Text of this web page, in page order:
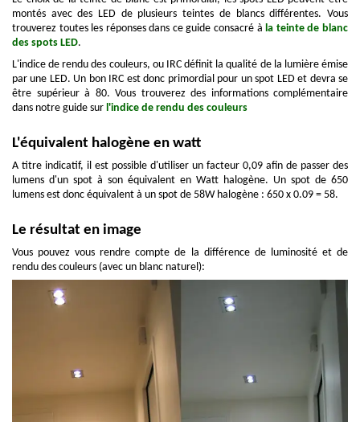
montés avec des LED de plusieurs teintes de blancs différentes. Vous
trouverez toutes les réponses dans ce guide consacré à la teinte de blanc
des spots LED.
L'indice de rendu des couleurs, ou IRC définit la qualité de la lumière émise
par une LED. Un bon IRC est donc primordial pour un spot LED et devra se
être supérieur à 80. Vous trouverez des informations complémentaire
dans notre guide sur l'indice de rendu des couleurs
L'équivalent halogène en watt
A titre indicatif, il est possible d'utiliser un facteur 0,09 afin de passer des
lumens d'un spot à son équivalent en Watt halogène. Un spot de 650
lumens est donc équivalent à un spot de 58W halogène : 650 x 0.09 = 58.
Le résultat en image
Vous pouvez vous rendre compte de la différence de luminosité et de
rendu des couleurs (avec un blanc naturel):